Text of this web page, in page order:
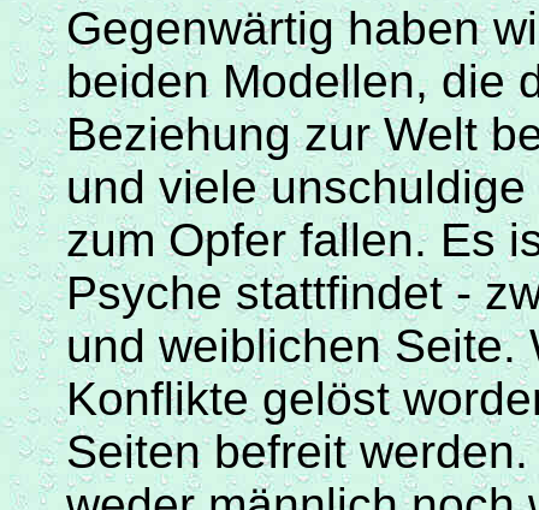
Gegenwärtig haben
beiden Modellen, die
Beziehung zur Welt
und viele unschuldige
zum Opfer fallen. Es
Psyche stattfindet -
und weiblichen
Konflikte gelöst
Seiten befreit